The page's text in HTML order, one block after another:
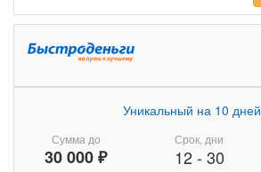
Сумма до
30 000 ₽
Уникальный на 10 дней
Срок, дни
12- 30